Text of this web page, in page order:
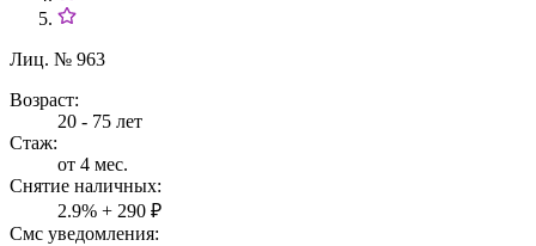
Лиц. № 963
Возраст:
20 - 75 лет
Стаж:
от 4 мес.
Снятие наличных:
2.9% + 290 ₽
Смс уведомления: